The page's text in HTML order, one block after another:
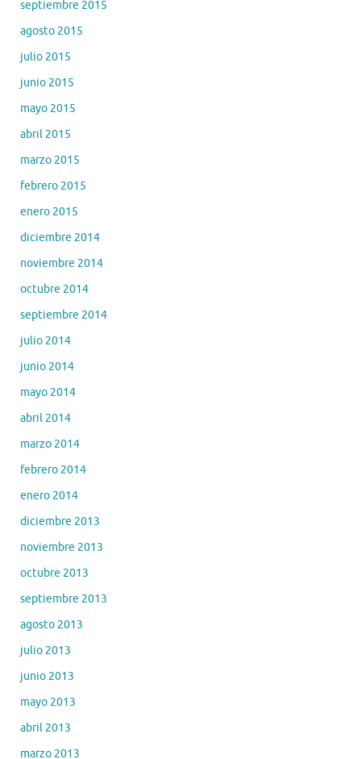
septiembre 2015
agosto 2015
julio 2015
junio 2015
mayo 2015
abril 2015
marzo 2015
febrero 2015
enero 2015
diciembre 2014
noviembre 2014
octubre 2014
septiembre 2014
julio 2014
junio 2014
mayo 2014
abril 2014
marzo 2014
febrero 2014
enero 2014
diciembre 2013
noviembre 2013
octubre 2013
septiembre 2013
agosto 2013
julio 2013
junio 2013
mayo 2013
abril 2013
marzo 2013